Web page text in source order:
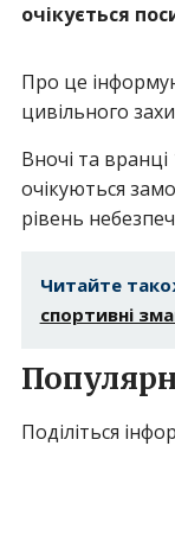
очікується
Про це
цивільного
Вночі та вранці
очікуються
рівень
Читайте
спортивні
Поділіться